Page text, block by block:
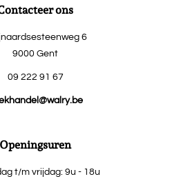
ons
6
9000 Gent
09 222 91 67
Openingsuren
t/m vrijdag: 9u - 18u